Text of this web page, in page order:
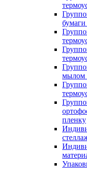
мылом
пленку